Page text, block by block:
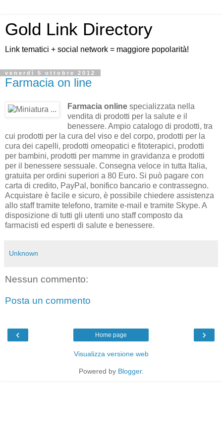
Gold Link Directory
Link tematici + social network = maggiore popolarità!
venerdì 5 ottobre 2012
Farmacia on line
Farmacia onlinespecializzata nella
vendita di prodotti per la salute e il
benessere. Ampio catalogo di prodotti, tra
cui prodotti per la cura del viso e del corpo, prodotti per la
cura dei capelli, prodotti omeopatici e fitoterapici, prodotti
per bambini, prodotti per mamme in gravidanza e prodotti
per il benessere sessuale. Consegna veloce in tutta Italia,
gratuita per ordini superiori a 80 Euro. Si può pagare con
carta di credito, PayPal, bonifico bancario e contrassegno.
Acquistare è facile e sicuro, è possibile chiedere assistenza
allo staff tramite telefono, tramite e-mail e tramite Skype. A
disposizione di tutti gli utenti uno staff composto da
farmacisti ed esperti di salute e benessere.
Unknown
Nessun commento:
Posta un commento
‹ ›
Home page
Visualizza versione web
Powered by Blogger.